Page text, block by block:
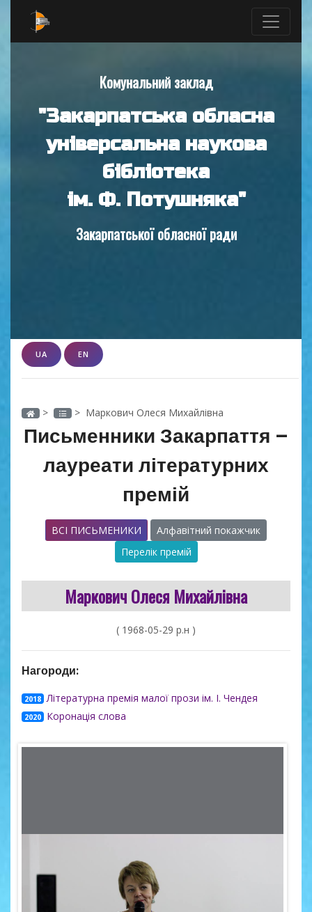
Комунальний заклад
"Закарпатська обласна
універсальна наукова
бібліотека
ім. Ф. Потушняка"
Закарпатської обласної ради
UA EN
> > Маркович Олеся Михайлівна
Письменники Закарпаття –
лауреати літературних
премій
ВСІ ПИСЬМЕНИКИ
Алфавітний покажчик
Перелік премій
Маркович Олеся Михайлівна
( 1968-05-29 р.н )
Нагороди:
2018 Літературна премія малої прози ім. І. Чендея
2020 Коронація слова